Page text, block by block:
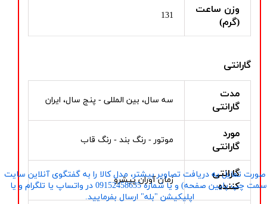
وزن ساعت
(گرم)
131
گارانتی
مدت
گارانتی
سه سال، بین المللی - پنج سال، ایران
مورد
گارانتی
موتور - رنگ بند - رنگ قاب
گارانتی
کننده
زمان آوران پیشرو
تمایل به دریافت تصاویر بیشتر، مدل کالا را به گفتگوی آنلاین سایت
​​​​​​​(سمت چپ پایین صفحه) و یا شماره 09152458635 در واتساپ یا تلگرام و یا
اپلیکیشن "بله" ارسال بفرمایید.